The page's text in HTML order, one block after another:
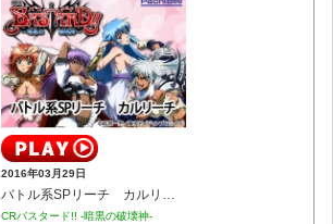
2016年03月29日
バトル系SPリーチ カルリーチ
CRバスタード!! -暗黒の破壊神-